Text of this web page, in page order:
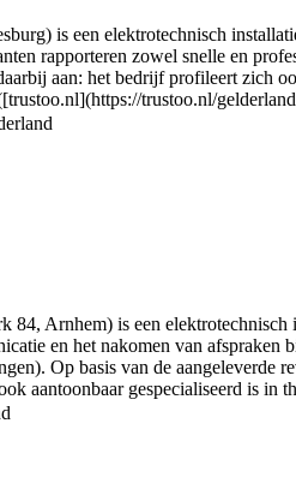
is een elektrotechnisch
rapporteren zowel snelle en
aan: het bedrijf profileert zich
trustoo.nl/
Arnhem) is een
en het nakomen van
Op basis van de
aantoonbaar gespecialiseerd is in